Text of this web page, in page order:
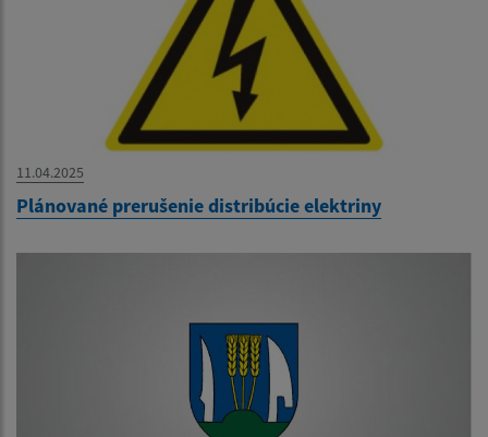
11.04.2025
Plánované prerušenie distribúcie elektriny